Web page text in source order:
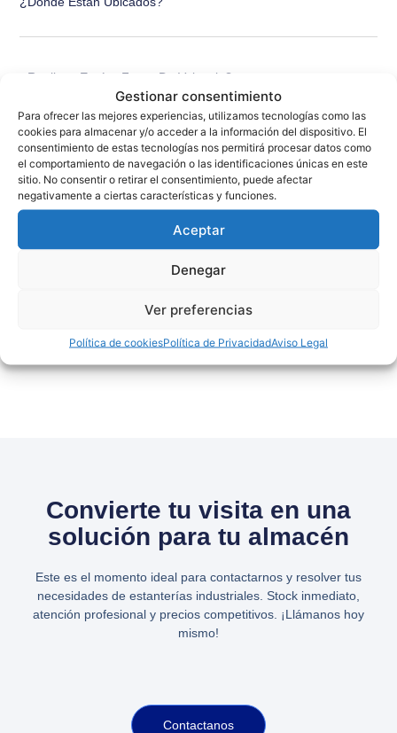
Gestionar consentimiento
Para ofrecer las mejores experiencias, utilizamos tecnologías como las
cookies para almacenar y/o acceder a la información del dispositivo. El
consentimiento de estas tecnologías nos permitirá procesar datos como
el comportamiento de navegación o las identificaciones únicas en este
sitio. No consentir o retirar el consentimiento, puede afectar
negativamente a ciertas características y funciones.
Aceptar
Denegar
Ver preferencias
Política de cookiesPolítica de PrivacidadAviso Legal
¿Realizan Envíos Fuera De Valencia?
¿Puedo Solicitar Presupuesto Sin Compromiso?
¿Atienden A Particulares O Solo Empresas?
Convierte tu visita en una
solución para tu almacén
Este es el momento ideal para contactarnos y resolver tus
necesidades de estanterías industriales. Stock inmediato,
atención profesional y precios competitivos. ¡Llámanos hoy
mismo!
Contactanos